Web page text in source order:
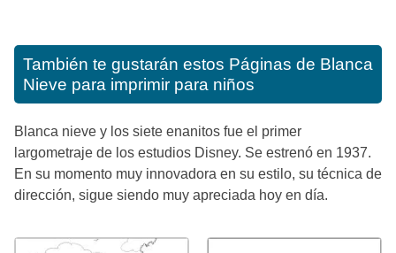
También te gustarán estos Páginas de Blanca
Nieve para imprimir para niños
Blanca nieve y los siete enanitos fue el primer
largometraje de los estudios Disney. Se estrenó en 1937.
En su momento muy innovadora en su estilo, su técnica de
dirección, sigue siendo muy apreciada hoy en día.